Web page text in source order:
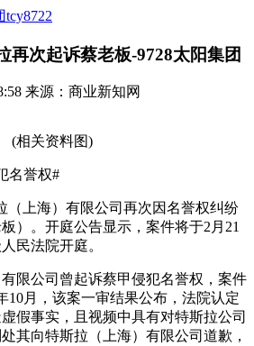
再次起诉蔡老板-9728太阳集团
来源：商业新知网
(相关资料图)
名誉权#
（上海）有限公司再次因名誉权纠纷
）。开庭公告显示，案件将于2月21
民法院开庭。
限公司曾起诉蔡甲侵犯名誉权，案件
10月，该案一审结果公布，法院认定
假事实，且视频中具有对特斯拉公司
其向特斯拉（上海）有限公司道歉，